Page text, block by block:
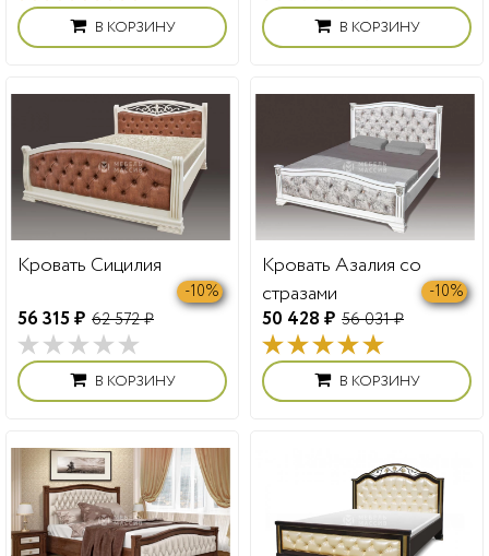
В КОРЗИНУ В КОРЗИНУ
Кровать Сицилия
56 315 ₽ 62 572 ₽
-10%
В КОРЗИНУ
Кровать Азалия со
стразами
50 428 ₽ 56 031 ₽
-10%
В КОРЗИНУ